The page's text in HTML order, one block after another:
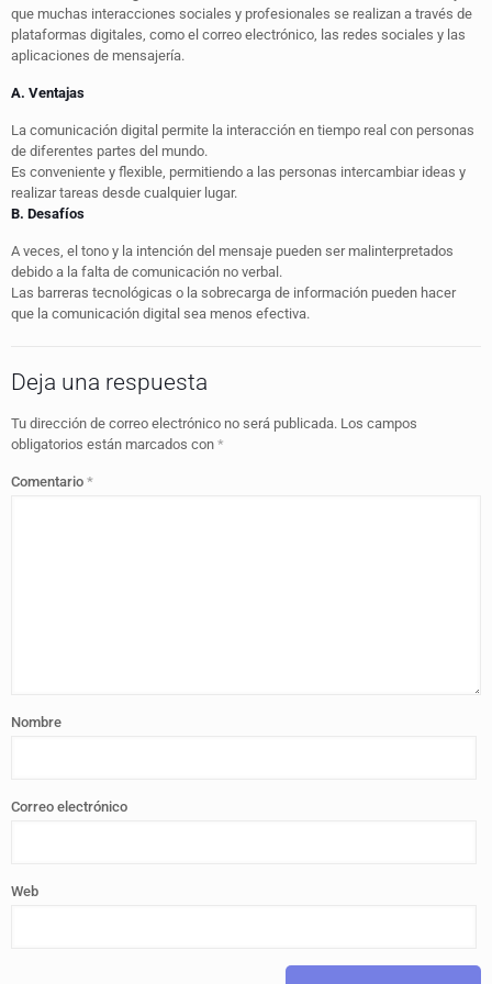
que muchas interacciones sociales y profesionales se realizan a través de
plataformas digitales, como el correo electrónico, las redes sociales y las
aplicaciones de mensajería.
A. Ventajas
La comunicación digital permite la interacción en tiempo real con personas
de diferentes partes del mundo.
Es conveniente y flexible, permitiendo a las personas intercambiar ideas y
realizar tareas desde cualquier lugar.
B. Desafíos
A veces, el tono y la intención del mensaje pueden ser malinterpretados
debido a la falta de comunicación no verbal.
Las barreras tecnológicas o la sobrecarga de información pueden hacer
que la comunicación digital sea menos efectiva.
Deja una respuesta
Tu dirección de correo electrónico no será publicada. Los campos
obligatorios están marcados con *
Comentario *
Nombre
Correo electrónico
Web